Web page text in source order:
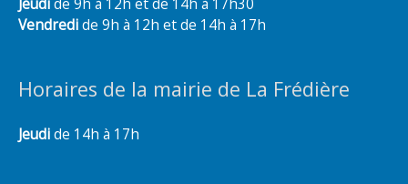
Vendredide 9h à 12h et de 14h à 17h
Horaires de la mairie de La Frédière
Jeudide 14h à 17h